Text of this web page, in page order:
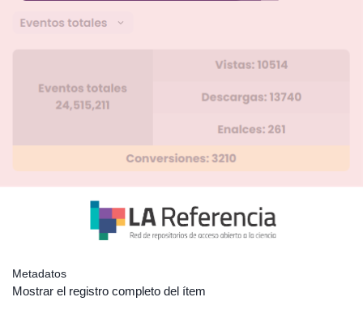
Metadatos
Mostrar el registro completo del ítem